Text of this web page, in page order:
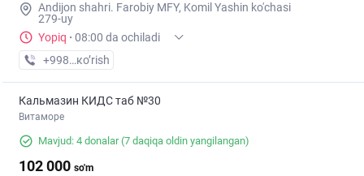
Andijon shahri. Farobiy MFY, Komil Yashin ko'chasi
279-uy
Yopiq · 08:00 da ochiladi
+998 (90) XXX-XX-XX
кo’rish
Кальмазин КИДС таб №30
Витаморе
Mavjud: 4 donalar(7 daqiqa oldin yangilangan)
102 000 so'm